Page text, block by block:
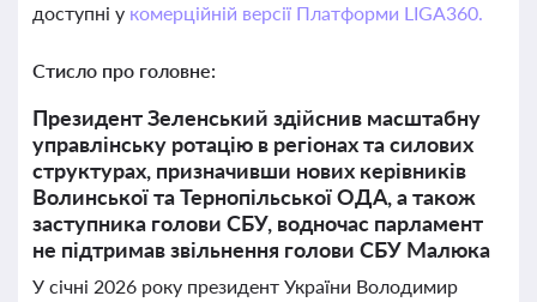
доступні у комерційній версії Платформи LIGA360.
Стисло про головне:
Президент Зеленський здійснив масштабну
управлінську ротацію в регіонах та силових
структурах, призначивши нових керівників
Волинської та Тернопільської ОДА, а також
заступника голови СБУ, водночас парламент
не підтримав звільнення голови СБУ Малюка
У січні 2026 року президент України Володимир